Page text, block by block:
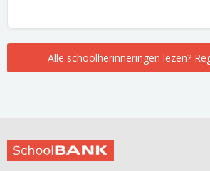
Alle schoolherinneringen lezen?